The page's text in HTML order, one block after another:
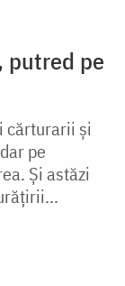
putred pe
cărturarii şi
pe
Şi astăzi